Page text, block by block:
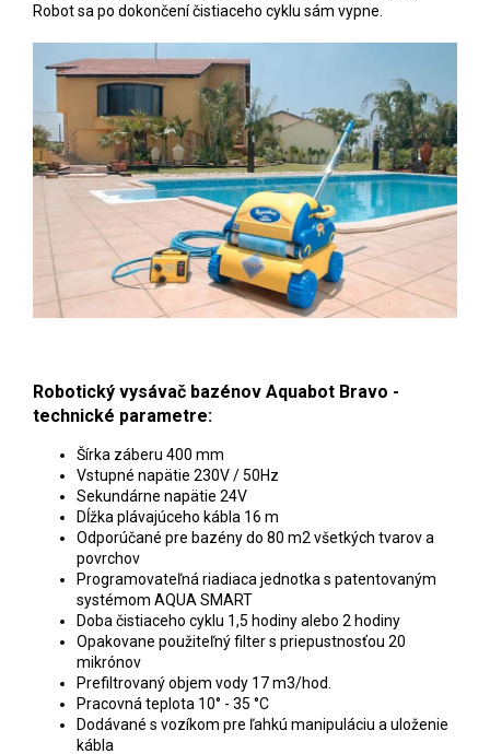
Robot sa po dokončení čistiaceho cyklu sám vypne.
Robotický vysávač bazénov Aquabot Bravo -
technické parametre:
Šírka záberu 400 mm
Vstupné napätie 230V / 50Hz
Sekundárne napätie 24V
Dĺžka plávajúceho kábla 16 m
Odporúčané pre bazény do 80 m2 všetkých tvarov a
povrchov
Programovateľná riadiaca jednotka s patentovaným
systémom AQUA SMART
Doba čistiaceho cyklu 1,5 hodiny alebo 2 hodiny
Opakovane použiteľný filter s priepustnosťou 20
mikrónov
Prefiltrovaný objem vody 17 m3/hod.
Pracovná teplota 10° - 35 °C
Dodávané s vozíkom pre ľahkú manipuláciu a uloženie
kábla